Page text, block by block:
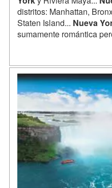
distritos: Manhattan,
Staten Island... Nueva
sumamente romántica